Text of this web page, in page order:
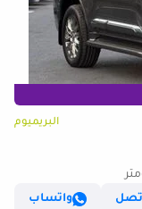
البريميوم
واتساب